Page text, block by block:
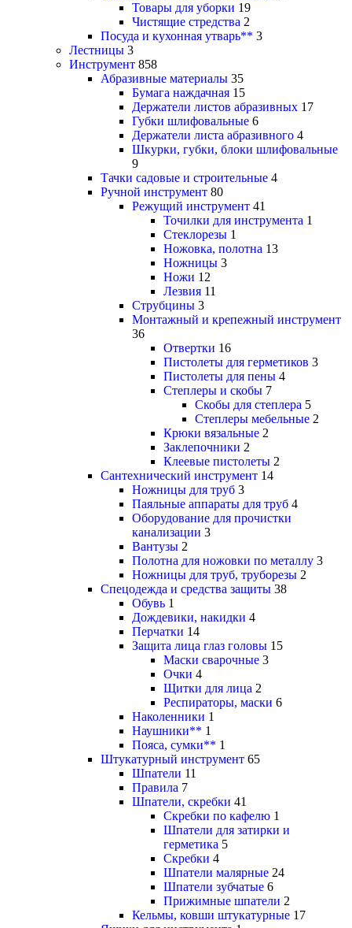
Товары для уборки 19
Чистящие стредства 2
Посуда и кухонная утварь** 3
Лестницы 3
Инструмент 858
Абразивные материалы 35
Бумага наждачная 15
Держатели листов абразивных 17
Губки шлифовальные 6
Держатели листа абразивного 4
Шкурки, губки, блоки шлифовальные
9
Тачки садовые и строительные 4
Ручной инструмент 80
Режущий инструмент 41
Точилки для инструмента 1
Стеклорезы 1
Ножовка, полотна 13
Ножницы 3
Ножи 12
Лезвия 11
Струбцины 3
Монтажный и крепежный инструмент
36
Отвертки 16
Пистолеты для герметиков 3
Пистолеты для пены 4
Степлеры и скобы 7
Скобы для степлера 5
Степлеры мебельные 2
Крюки вязальные 2
Заклепочники 2
Клеевые пистолеты 2
Сантехнический инструмент 14
Ножницы для труб 3
Паяльные аппараты для труб 4
Оборудование для прочистки
канализации 3
Вантузы 2
Полотна для ножовки по металлу 3
Ножницы для труб, труборезы 2
Спецодежда и средства защиты 38
Обувь 1
Дождевики, накидки 4
Перчатки 14
Защита лица глаз головы 15
Маски сварочные 3
Очки 4
Щитки для лица 2
Респираторы, маски 6
Наколенники 1
Наушники** 1
Пояса, сумки** 1
Штукатурный инструмент 65
Шпатели 11
Правила 7
Шпатели, скребки 41
Скребки по кафелю 1
Шпатели для затирки и
герметика 5
Скребки 4
Шпатели малярные 24
Шпатели зубчатые 6
Прижимные шпатели 2
Кельмы, ковши штукатурные 17